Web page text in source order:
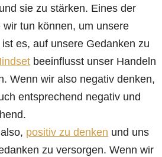
sie zu stärken. Eines der
tun können, um unsere
es, auf unsere Gedanken zu
beeinflusst unser Handeln
Wenn wir also negativ denken,
entsprechend negativ und
positiv zu denken und uns
zu versorgen. Wenn wir